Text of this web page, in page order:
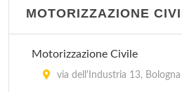
Vergato
via Papa Giovanni XXIII 12,
MOTORIZZAZIONE
Motorizzazione Civile
via dell'Industria 13, Bologna